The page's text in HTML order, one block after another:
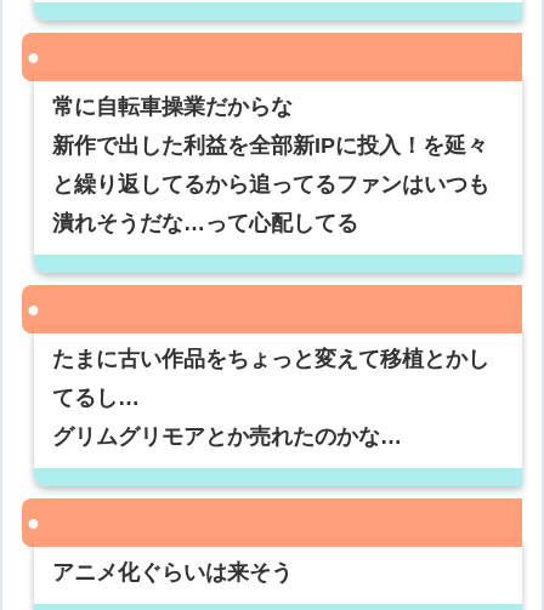
常に自転車操業だからな
新作で出した利益を全部新IPに投入！を延々
と繰り返してるから追ってるファンはいつも
潰れそうだな…って心配してる
たまに古い作品をちょっと変えて移植とかし
てるし…
グリムグリモアとか売れたのかな…
アニメ化ぐらいは来そう